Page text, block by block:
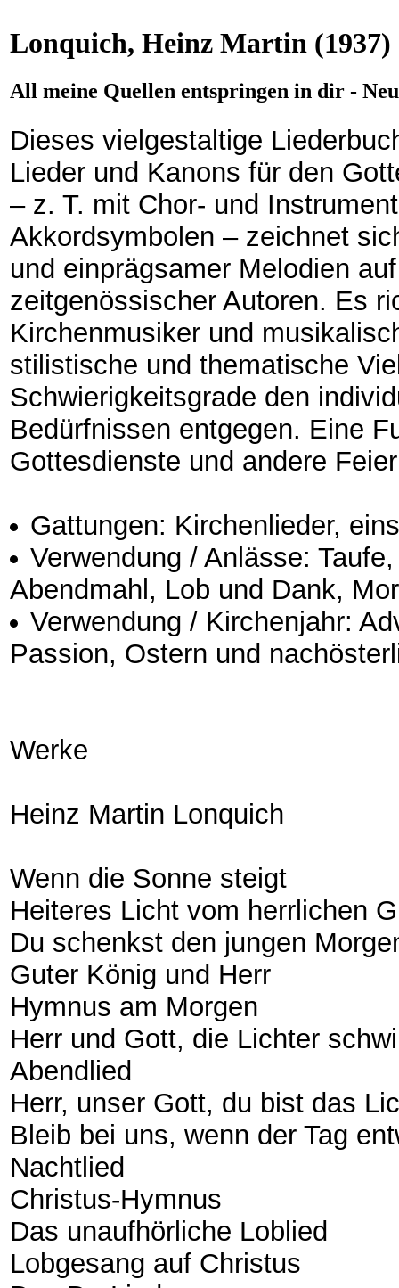
Lonquich, Heinz Martin (1937)
All meine Quellen entspringen in dir -
Dieses vielgestaltige
Lieder und Kanons für den
– z. T. mit Chor- und
Akkordsymbolen – zeichnet
und einprägsamer Melodien
zeitgenössischer Autoren. Es
Kirchenmusiker und
stilistische und thematische
Schwierigkeitsgrade den
Bedürfnissen entgegen. Eine
Gottesdienste und andere
Gattungen: Kirchenlieder,
Verwendung / Anlässe:
Abendmahl, Lob und Dank,
Verwendung / Kirchenjahr:
Passion, Ostern und
Werke
Heinz Martin Lonquich
Wenn die Sonne steigt
Heiteres Licht vom herrlichen
Du schenkst den jungen
Guter König und Herr
Hymnus am Morgen
Herr und Gott, die Lichter
Abendlied
Herr, unser Gott, du bist das
Bleib bei uns, wenn der Tag
Nachtlied
Christus-Hymnus
Das unaufhörliche Loblied
Lobgesang auf Christus